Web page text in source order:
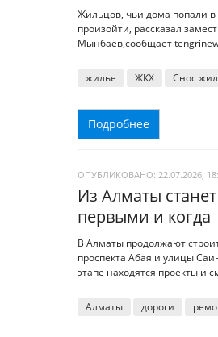
Жильцов, чьи дома попали в
произойти, рассказал
Мынбаев,сообщает
жилье ЖКХ Снос
Подробнее
ОПУБЛИКОВАНО: 22.07.2026,
Из Алматы
первыми и когда
В Алматы продолжают
проспекта Абая и улицы
этапе находятся проекты и
Алматы дороги